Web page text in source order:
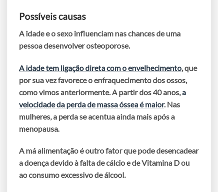
Possíveis causas
A idade e o sexo influenciam nas chances de uma
pessoa desenvolver osteoporose.
A idade tem ligação direta com o envelhecimento, que
por sua vez favorece o enfraquecimento dos ossos,
como vimos anteriormente. A partir dos 40 anos,a
velocidade da perda de massa óssea é maior. Nas
mulheres,a perda se acentua ainda mais após a
menopausa.
A má alimentação é outro fator que pode desencadear
a doença devido àfalta de cálcio e de Vitamina Dou
aoconsumo excessivo de álcool.